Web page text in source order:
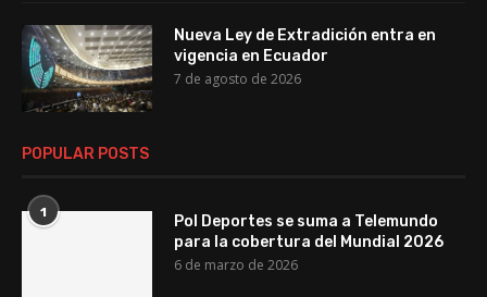
Nueva Ley de Extradición entra en
vigencia en Ecuador
7 de agosto de 2026
POPULAR POSTS
1
Pol Deportes se suma a Telemundo
para la cobertura del Mundial 2026
6 de marzo de 2026